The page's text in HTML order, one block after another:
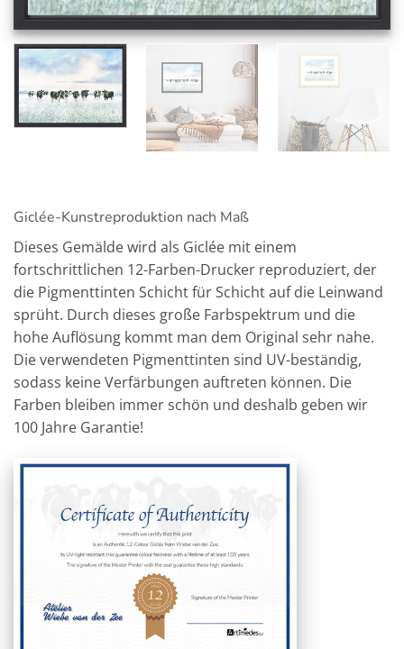
Giclée-Kunstreproduktion nach Maß
Dieses Gemälde wird als Giclée mit einem
fortschrittlichen 12-Farben-Drucker reproduziert, der
die Pigmenttinten Schicht für Schicht auf die Leinwand
sprüht. Durch dieses große Farbspektrum und die
hohe Auflösung kommt man dem Original sehr nahe.
Die verwendeten Pigmenttinten sind UV-beständig,
sodass keine Verfärbungen auftreten können. Die
Farben bleiben immer schön und deshalb geben wir
100 Jahre Garantie!